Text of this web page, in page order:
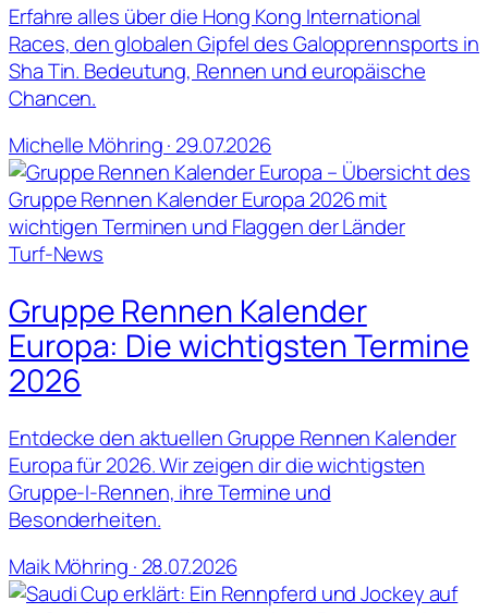
Erfahre alles über die Hong Kong International
Races, den globalen Gipfel des Galopprennsports in
Sha Tin. Bedeutung, Rennen und europäische
Chancen.
Michelle Möhring · 29.07.2026
Turf-News
Gruppe Rennen Kalender
Europa: Die wichtigsten Termine
2026
Entdecke den aktuellen Gruppe Rennen Kalender
Europa für 2026. Wir zeigen dir die wichtigsten
Gruppe-I-Rennen, ihre Termine und
Besonderheiten.
Maik Möhring · 28.07.2026